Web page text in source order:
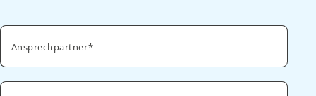
Ansprechpartner